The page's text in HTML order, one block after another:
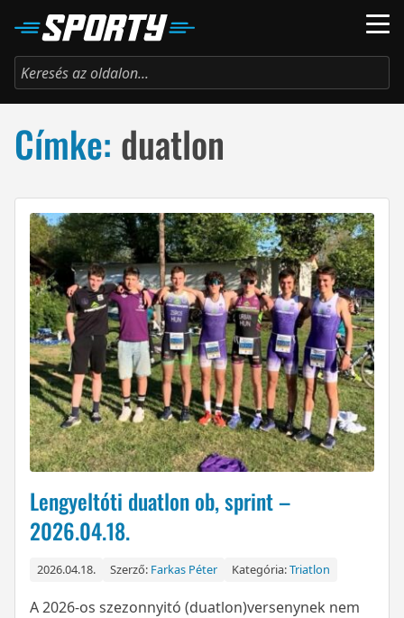
Címke: duatlon
Lengyeltóti duatlon ob, sprint –
2026.04.18.
2026.04.18. Szerző: Farkas Péter Kategória:Triatlon
A 2026-os szezonnyitó (duatlon)versenynek nem